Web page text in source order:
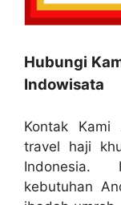
Hubungi
Indowisata
Kontak Kami
travel haji
Indonesia.
kebutuhan